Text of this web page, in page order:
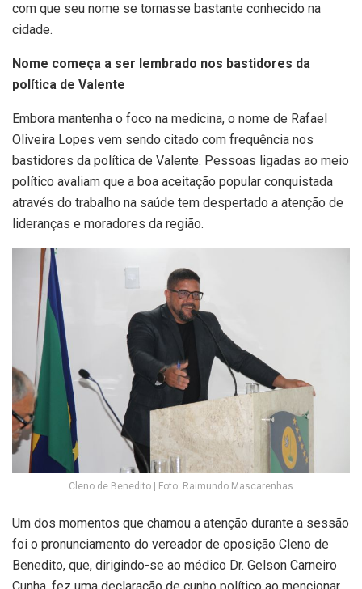
com que seu nome se tornasse bastante conhecido na
cidade.
Nome começa a ser lembrado nos bastidores da
política de Valente
Embora mantenha o foco na medicina, o nome de Rafael
Oliveira Lopes vem sendo citado com frequência nos
bastidores da política de Valente. Pessoas ligadas ao meio
político avaliam que a boa aceitação popular conquistada
através do trabalho na saúde tem despertado a atenção de
lideranças e moradores da região.
Cleno de Benedito | Foto: Raimundo Mascarenhas
Um dos momentos que chamou a atenção durante a sessão
foi o pronunciamento do vereador de oposição Cleno de
Benedito, que, dirigindo-se ao médico Dr. Gelson Carneiro